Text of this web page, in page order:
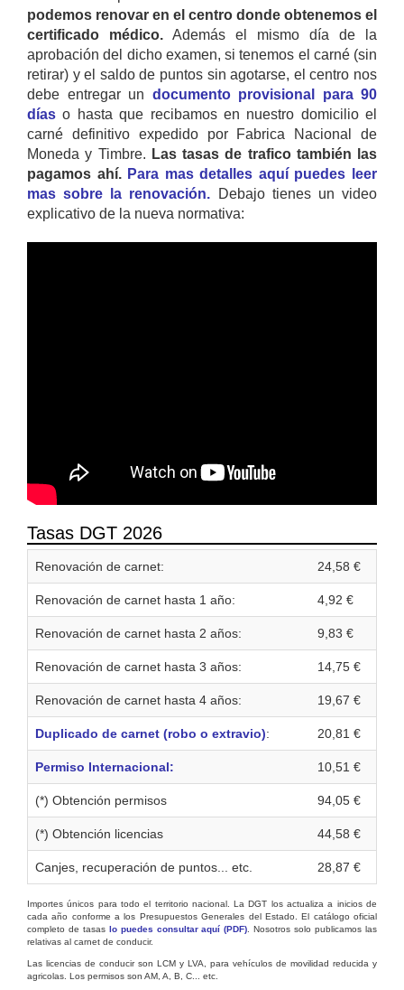
podemos renovar en el centro donde obtenemos el
certificado médico. Además el mismo día de la
aprobación del dicho examen, si tenemos el carné (sin
retirar) y el saldo de puntos sin agotarse, el centro nos
debe entregar un documento provisional para 90
días o hasta que recibamos en nuestro domicilio el
carné definitivo expedido por Fabrica Nacional de
Moneda y Timbre. Las tasas de trafico también las
pagamos ahí. Para mas detalles aquí puedes leer
mas sobre la renovación. Debajo tienes un video
explicativo de la nueva normativa:
Tasas DGT 2026
Renovación de carnet: 24,58 €
Renovación de carnet hasta 1 año: 4,92 €
Renovación de carnet hasta 2 años: 9,83 €
Renovación de carnet hasta 3 años: 14,75 €
Renovación de carnet hasta 4 años: 19,67 €
Duplicado de carnet (robo o extravio): 20,81 €
Permiso Internacional: 10,51 €
(*) Obtención permisos 94,05 €
(*) Obtención licencias 44,58 €
Canjes, recuperación de puntos... etc. 28,87 €
Importes únicos para todo el territorio nacional. La DGT los actualiza a inicios de
cada año conforme a los Presupuestos Generales del Estado. El catálogo oficial
completo de tasas lo puedes consultar aquí (PDF) . Nosotros solo publicamos las
relativas al carnet de conducir.
Las licencias de conducir son LCM y LVA, para vehículos de movilidad reducida y
agricolas. Los permisos son AM, A, B, C... etc.